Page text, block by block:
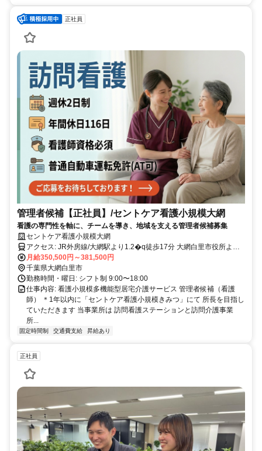
正社員
管理者候補【正社員】/セントケア看護小規模大網
看護の専門性を軸に、チームを導き、地域を支える管理者候補募集
セントケア看護小規模大網
アクセス: JR外房線/大網駅より1.2�q徒歩17分 大網白里市役所より
500m ベイシアさんより350m ＜マイカー通勤可／駐車場完備＞
月給350,500円～381,500円
千葉県大網白里市
勤務時間・曜日: シフト制 9:00〜18:00
仕事内容: 看護小規模多機能型居宅介護サービス 管理者候補（看護
師） ＊1年以内に「セントケア看護小規模きみつ」にて 所長を目指し
ていただきます 当事業所は 訪問看護ステーションと訪問介護事業
所...
固定時間制 交通費支給 昇給あり
正社員